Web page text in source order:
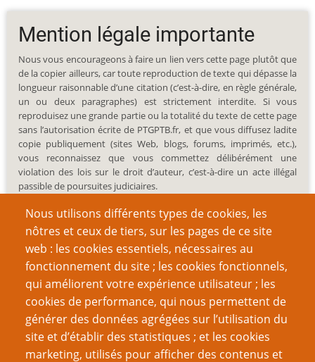
Nous utilisons différents types de cookies, les
nôtres et ceux de tiers, sur les pages de ce site
web : les cookies essentiels, nécessaires au
fonctionnement du site ; les cookies fonctionnels,
qui améliorent votre expérience utilisateur ; les
cookies de performance, qui nous permettent de
générer des données agrégées sur l’utilisation du
site et d’établir des statistiques ; et les cookies
marketing, utilisés pour afficher des contenus et
Mention légale importante
Nous vous encourageons à faire un lien vers cette page plutôt que
de la copier ailleurs, car toute reproduction de texte qui dépasse la
longueur raisonnable d’une citation (c’est-à-dire, en règle générale,
un ou deux paragraphes) est strictement interdite. Si vous
reproduisez une grande partie ou la totalité du texte de cette page
sans l’autorisation écrite de PTGPTB.fr, et que vous diffusez ladite
copie publiquement (sites Web, blogs, forums, imprimés, etc.),
vous reconnaissez que vous commettez délibérément une
violation des lois sur le droit d’auteur, c’est-à-dire un acte illégal
passible de poursuites judiciaires.
Recherche
Nom d'utilisateur